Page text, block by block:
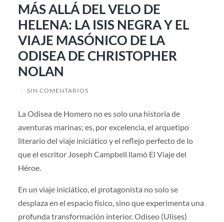
MÁS ALLÁ DEL VELO DE
HELENA: LA ISIS NEGRA Y EL
VIAJE MASÓNICO DE LA
ODISEA DE CHRISTOPHER
NOLAN
/ SIN COMENTARIOS
La Odisea de Homero no es solo una historia de
aventuras marinas; es, por excelencia, el arquetipo
literario del viaje iniciático y el reflejo perfecto de lo
que el escritor Joseph Campbell llamó El Viaje del
Héroe.
En un viaje iniciático, el protagonista no solo se
desplaza en el espacio físico, sino que experimenta una
profunda transformación interior. Odiseo (Ulises)